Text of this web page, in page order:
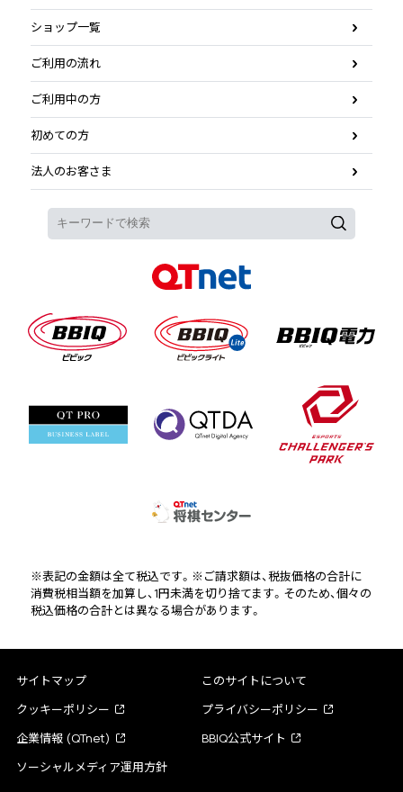
ショップ一覧
ご利用の流れ
ご利用中の方
初めての方
法人のお客さま
※表記の金額は全て税込です。※ご請求額は、税抜価格の合計に
消費税相当額を加算し、1円未満を切り捨てます。そのため、個々の
税込価格の合計とは異なる場合があります。
サイトマップ
このサイトについて
クッキーポリシー
プライバシーポリシー
企業情報 (QTnet)
BBIQ公式サイト
ソーシャルメディア運用方針